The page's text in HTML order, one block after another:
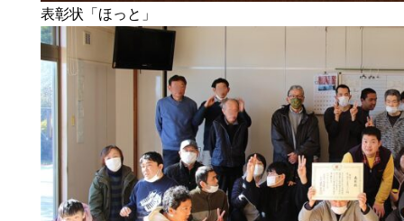
表彰状「ほっと」